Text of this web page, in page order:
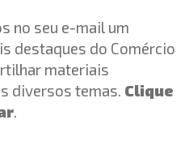
no seu e-mail um
destaques do Comércio
materiais
diversos temas. Clique
.